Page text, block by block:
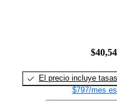
El precio incluye tasas
$797/mes